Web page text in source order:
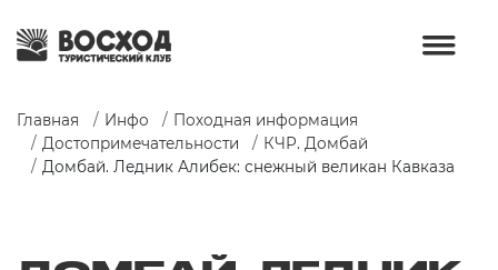
Главная Инфо
Походная информация
Достопримечательности
КЧР. Домбай
Домбай. Ледник Алибек: снежный великан Кавказа